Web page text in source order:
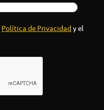
Política de Privacidady el